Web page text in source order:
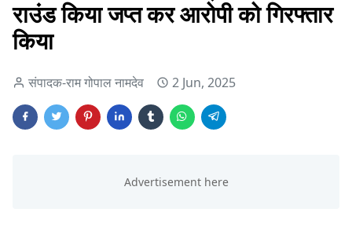
राउंड किया जप्त कर आरोपी को गिरफ्तार
किया
संपादक-राम गोपाल नामदेव 2 Jun, 2025